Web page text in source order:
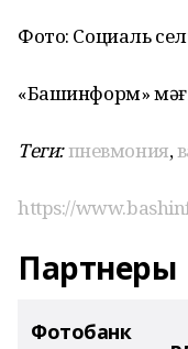
Фото: Социаль
«Башинформ»
Теги:пневмония,
https://
Партнеры
Фотобанк